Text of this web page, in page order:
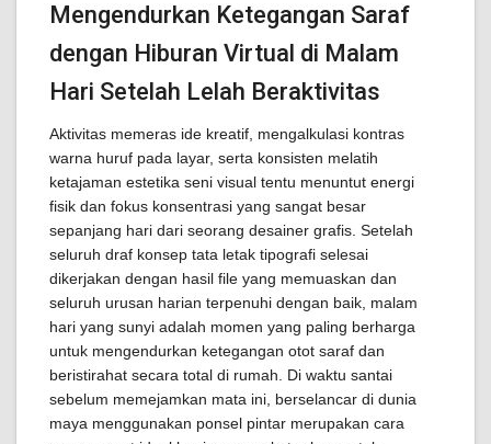
Mengendurkan Ketegangan Saraf
dengan Hiburan Virtual di Malam
Hari Setelah Lelah Beraktivitas
Aktivitas memeras ide kreatif, mengalkulasi kontras
warna huruf pada layar, serta konsisten melatih
ketajaman estetika seni visual tentu menuntut energi
fisik dan fokus konsentrasi yang sangat besar
sepanjang hari dari seorang desainer grafis. Setelah
seluruh draf konsep tata letak tipografi selesai
dikerjakan dengan hasil file yang memuaskan dan
seluruh urusan harian terpenuhi dengan baik, malam
hari yang sunyi adalah momen yang paling berharga
untuk mengendurkan ketegangan otot saraf dan
beristirahat secara total di rumah. Di waktu santai
sebelum memejamkan mata ini, berselancar di dunia
maya menggunakan ponsel pintar merupakan cara